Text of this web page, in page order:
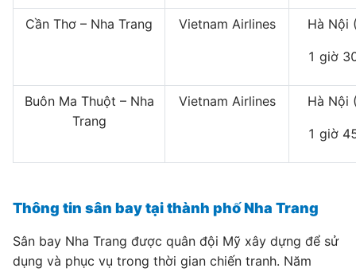
Cần Thơ – Nha Trang Vietnam Airlines Hà Nội
1 giờ
Buôn Ma Thuột – Nha
Trang
Vietnam Airlines Hà Nội
1 giờ
Thông tin sân bay tại thành phố Nha Trang
Sân bay Nha Trang được quân đội Mỹ xây dựng để sử
dụng và phục vụ trong thời gian chiến tranh. Năm